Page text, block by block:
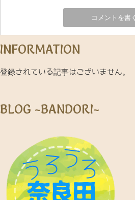
INFORMATION
登録されている記事はございません。
BLOG ~BANDORI~